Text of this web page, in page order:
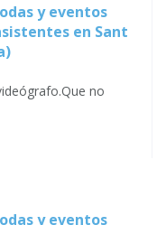
y eventos
en Sant
no
y eventos